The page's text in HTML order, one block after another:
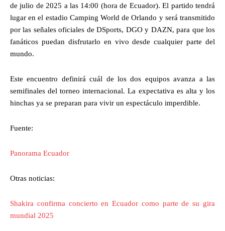
de julio de 2025 a las 14:00 (hora de Ecuador). El partido tendrá
lugar en el estadio Camping World de Orlando y será transmitido
por las señales oficiales de DSports, DGO y DAZN, para que los
fanáticos puedan disfrutarlo en vivo desde cualquier parte del
mundo.
Este encuentro definirá cuál de los dos equipos avanza a las
semifinales del torneo internacional. La expectativa es alta y los
hinchas ya se preparan para vivir un espectáculo imperdible.
Fuente:
Panorama Ecuador
Otras noticias:
Shakira confirma concierto en Ecuador como parte de su gira
mundial 2025